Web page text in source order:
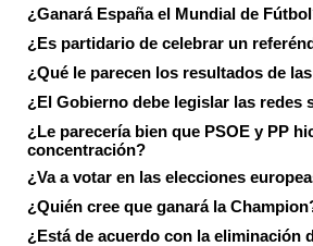
¿Ganará España el Mundial de
¿Es partidario de celebrar un
¿Qué le parecen los resultados de
¿El Gobierno debe legislar las redes
¿Le parecería bien que PSOE y PP
concentración?
¿Va a votar en las elecciones
¿Quién cree que ganará la
¿Está de acuerdo con la eliminación